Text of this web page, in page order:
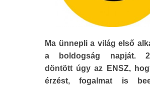
Ma ünnepli a világ első
a boldogság napját.
döntött úgy az ENSZ,
érzést, fogalmat is